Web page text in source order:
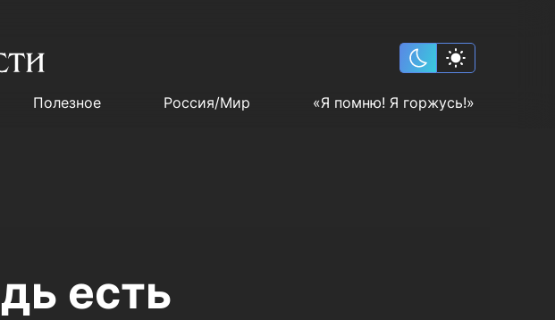
Полезное Россия/Мир «Я помню! Я горжусь!»
есть